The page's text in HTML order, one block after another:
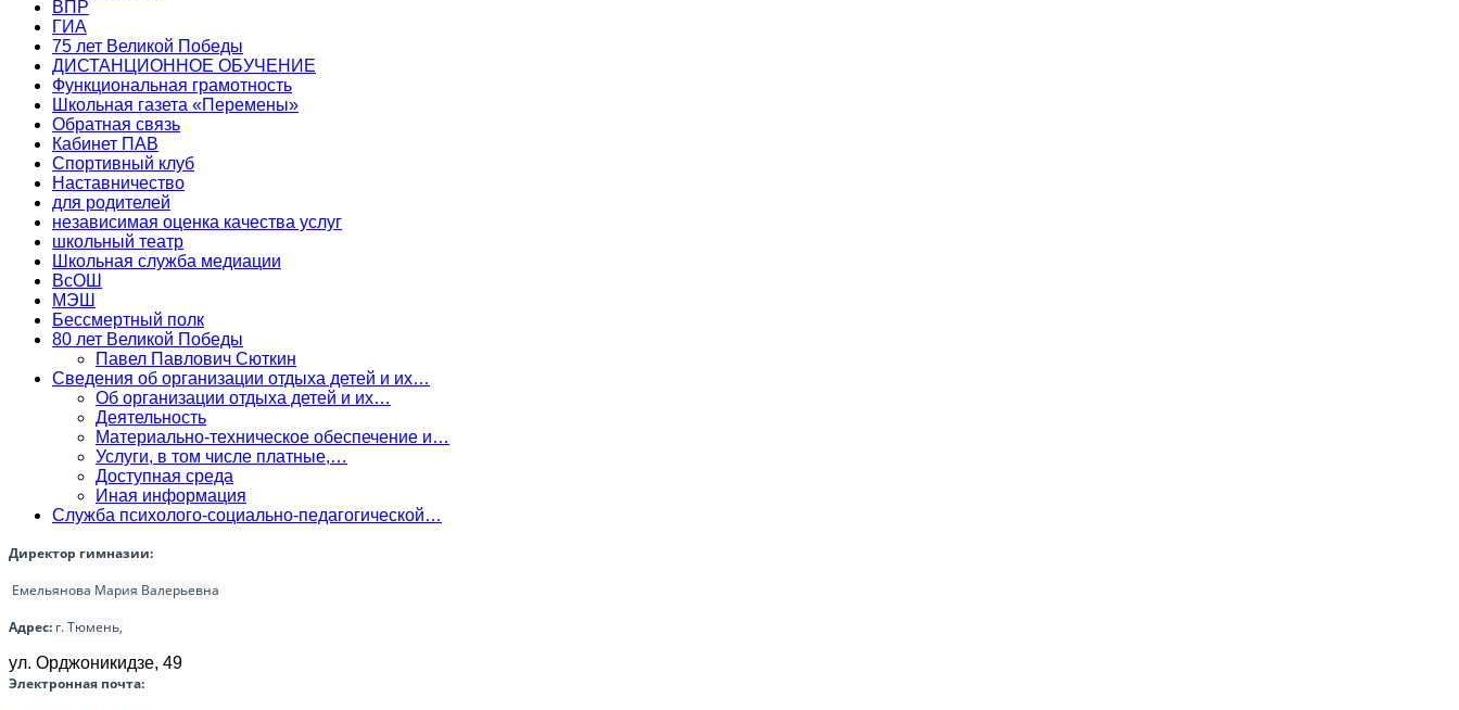
ВПР
ГИА
75 лет Великой Победы
ДИСТАНЦИОННОЕ ОБУЧЕНИЕ
Функциональная грамотность
Школьная газета «Перемены»
Обратная связь
Кабинет ПАВ
Cпортивный клуб
Наставничество
для родителей
независимая оценка качества услуг
школьный театр
Школьная служба медиации
ВсОШ
МЭШ
Бессмертный полк
80 лет Великой Победы
Павел Павлович Сюткин
Сведения об организации отдыха детей и их…
Об организации отдыха детей и их…
Деятельность
Материально-техническое обеспечение и…
Услуги, в том числе платные,…
Доступная среда
Иная информация
Служба психолого-социально-педагогической…
Директор гимназии:
Емельянова Мария Валерьевна
Адрес: г. Тюмень,
ул. Орджоникидзе, 49
Электронная почта: